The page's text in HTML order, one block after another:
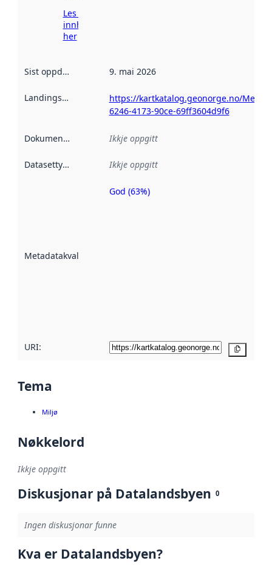
Les meir om
innhenting
her
Sist oppdatert 9. mai 2026
Landingsside
https://kartkatalog.geonorge.no/
6246-4173-90ce-69ff3604d9f6
Dokumentasjon Ikkje oppgitt
Datasettype Ikkje oppgitt
Metadatakvalitet
Metadatakvalitet
God (63%)
URI:
Tema
Miljø
Nøkkelord
Ikkje oppgitt
Diskusjonar på Datalandsbyen 0
Ingen diskusjonar funne
Kva er Datalandsbyen?